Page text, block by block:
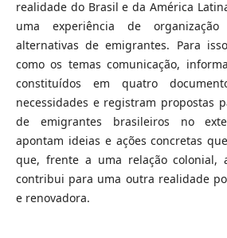
realidade do Brasil e da América
uma experiência de
alternativas de emigrantes. Para
como os temas comunicação,
constituídos em quatro
necessidades e registram propostas
de emigrantes brasileiros no
apontam ideias e ações concretas
que, frente a uma relação colonial,
contribui para uma outra realidade
e renovadora.